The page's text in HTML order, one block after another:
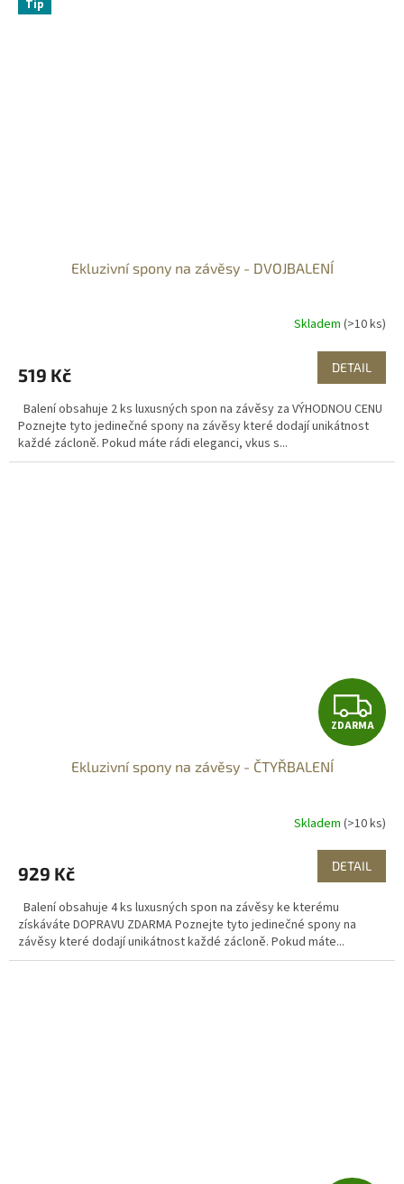
Tip
Ekluzivní spony na závěsy - DVOJBALENÍ
Skladem (>10 ks)
519 Kč DETAIL
Balení obsahuje 2 ks luxusných spon na závěsy za VÝHODNOU CENU
Poznejte tyto jedinečné spony na závěsy které dodají unikátnost
každé zácloně. Pokud máte rádi eleganci, vkus s...
Z
D
R
M
A
ZDARMA
Ekluzivní spony na závěsy - ČTYŘBALENÍ
Skladem (>10 ks)
929 Kč DETAIL
Balení obsahuje 4 ks luxusných spon na závěsy ke kterému
získáváte DOPRAVU ZDARMA Poznejte tyto jedinečné spony na
závěsy které dodají unikátnost každé zácloně. Pokud máte...